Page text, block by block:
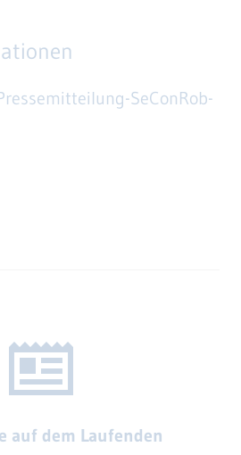
SeConRob-
auf dem Laufenden